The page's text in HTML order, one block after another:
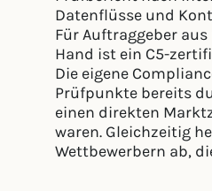
Datenflüsse und
Für Auftraggeber
Hand ist ein C5-
Die eigene
Prüfpunkte bereits
einen direkten
waren. Gleichzeitig
Wettbewerbern ab,